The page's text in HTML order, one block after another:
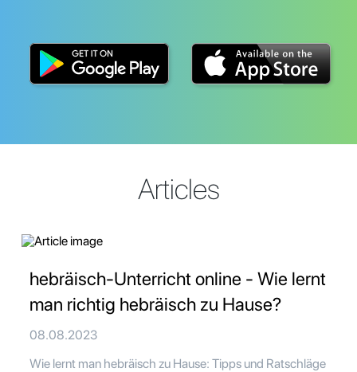
Articles
hebräisch-Unterricht online - Wie lernt
man richtig hebräisch zu Hause?
08.08.2023
Wie lernt man hebräisch zu Hause: Tipps und Ratschläge